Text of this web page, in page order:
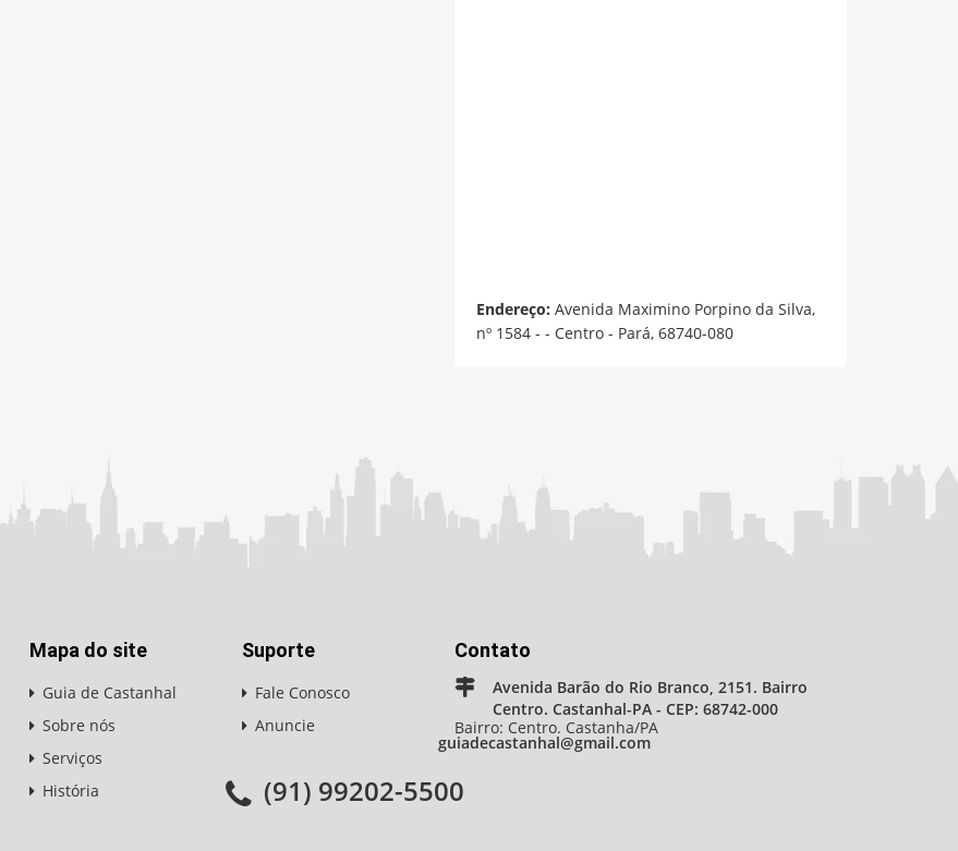
Endereço: Avenida Maximino Porpino da Silva,
nº 1584 - - Centro - Pará, 68740-080
Mapa do site
Guia de Castanhal
Sobre nós
Serviços
História
Suporte
Fale Conosco
Anuncie
Contato
Avenida Barão do Rio Branco, 2151. Bairro
Centro. Castanhal-PA - CEP: 68742-000
Bairro: Centro. Castanha/PA
guiadecastanhal@gmail.com
(91) 99202-5500